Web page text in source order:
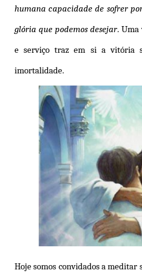
humana capacidade de sofrer
glória que podemos desejar. Uma
e serviço traz em si a vitória
imortalidade.
Hoje somos convidados a meditar